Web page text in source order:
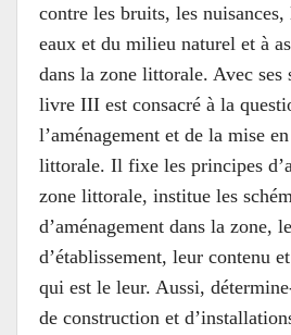
contre les bruits, les
eaux et du milieu naturel et à
dans la zone littorale. Avec ses
livre III est consacré à la
l’aménagement et de la mise
littorale. Il fixe les principes
zone littorale, institue les
d’aménagement dans la zone,
d’établissement, leur contenu
qui est le leur. Aussi,
de construction et